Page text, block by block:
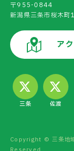
〒955-0844
新潟県三条市桜木
ア
三条 佐渡
Copyright © 三条地